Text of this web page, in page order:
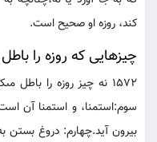
كند، روزه او صحيح است.
چيزهايى كه روزه را
1572 نه چيز روزه را
سوم:استمنا، و استمنا آن
بيرون آيد.چهارم: دروغ بستن